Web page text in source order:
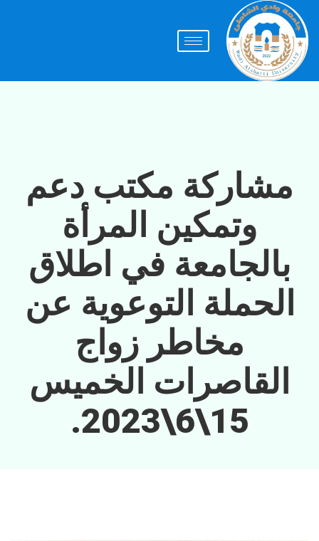
مشاركة مكتب دعم
وتمكين المرأة
بالجامعة في اطلاق
الحملة التوعوية عن
مخاطر زواج
القاصرات الخميس
15\6\2023.